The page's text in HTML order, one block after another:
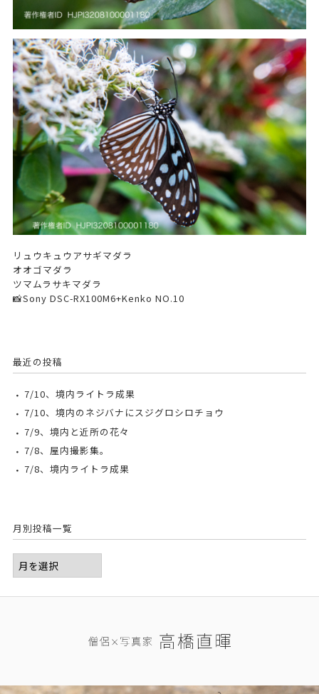
リュウキュウアサギマダラ
オオゴマダラ
ツマムラサキマダラ
📸Sony DSC-RX100M6+Kenko NO.10
最近の投稿
7/10、境内ライトラ成果
7/10、境内のネジバナにスジグロシロチョウ
7/9、境内と近所の花々
7/8、屋内撮影集。
7/8、境内ライトラ成果
月別投稿一覧